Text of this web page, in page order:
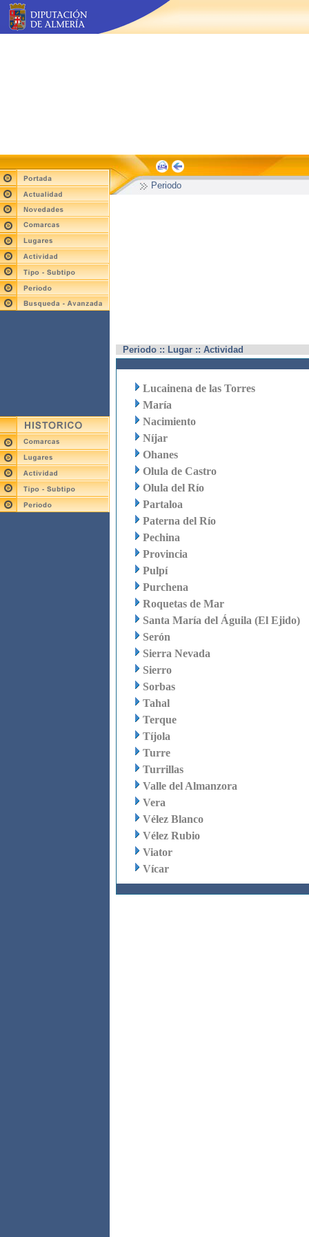
Periodo
Periodo :: Lugar :: Actividad
Lucainena de las Torres
María
Nacimiento
Níjar
Ohanes
Olula de Castro
Olula del Río
Partaloa
Paterna del Río
Pechina
Provincia
Pulpí
Purchena
Roquetas de Mar
Santa María del Águila (El Ejido)
Serón
Sierra Nevada
Sierro
Sorbas
Tahal
Terque
Tíjola
Turre
Turrillas
Valle del Almanzora
Vera
Vélez Blanco
Vélez Rubio
Viator
Vícar